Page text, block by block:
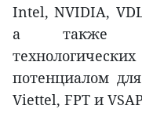
Intel, NVIDIA,
а также
потенциалом
Viettel, FPT и